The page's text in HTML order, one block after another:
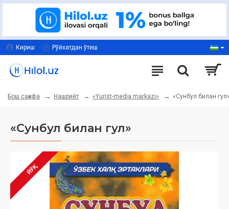
Кириш Рўйхатдан ўтиш
Бош саҳифа Нашриёт «Yurist-media markazi» «Сунбул билан
«Сунбул билан гул»
ЙЎҚ